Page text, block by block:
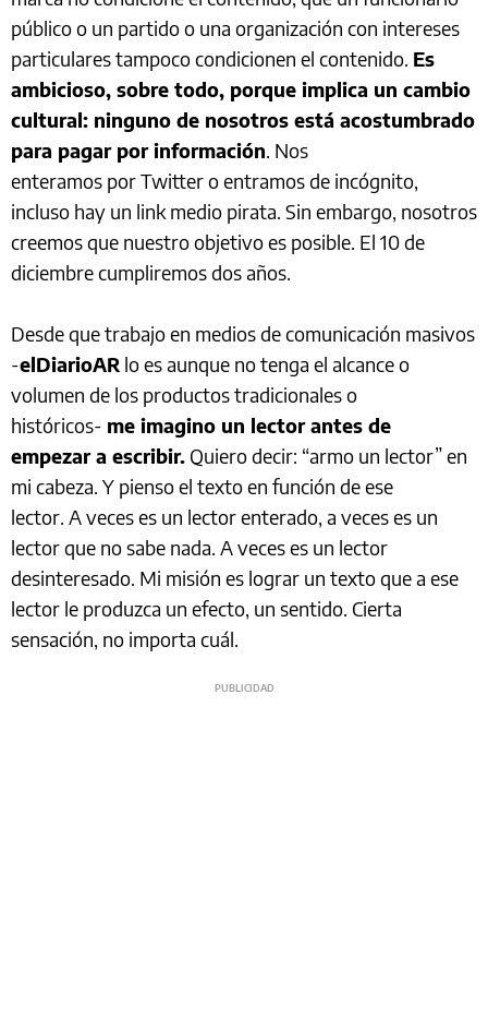
público o un partido o una organización con intereses
particulares tampoco condicionen el contenido. Es
ambicioso, sobre todo, porque implica un cambio
cultural: ninguno de nosotros está acostumbrado
para pagar por información. Nos
enteramos por Twitter o entramos de incógnito,
incluso hay un link medio pirata. Sin embargo, nosotros
creemos que nuestro objetivo es posible. El 10 de
diciembre cumpliremos dos años.
Desde que trabajo en medios de comunicación masivos
-elDiarioAR lo es aunque no tenga el alcance o
volumen de los productos tradicionales o
históricos- me imagino un lector antes de
empezar a escribir. Quiero decir: “armo un lector” en
mi cabeza. Y pienso el texto en función de ese
lector. A veces es un lector enterado, a veces es un
lector que no sabe nada. A veces es un lector
desinteresado. Mi misión es lograr un texto que a ese
lector le produzca un efecto, un sentido. Cierta
sensación, no importa cuál.